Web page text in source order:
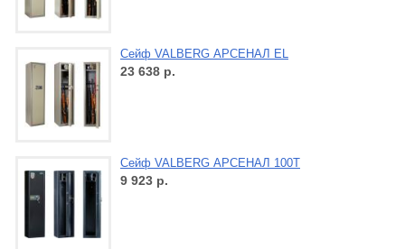
Сейф VALBERG АРСЕНАЛ EL
23 638 р.
Сейф VALBERG АРСЕНАЛ 100Т
9 923 р.